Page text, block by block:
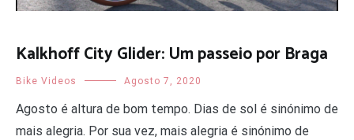
Kalkhoff City Glider: Um passeio por Braga
Bike Videos Agosto 7, 2020
Agosto é altura de bom tempo. Dias de sol é sinónimo de
mais alegria. Por sua vez, mais alegria é sinónimo de